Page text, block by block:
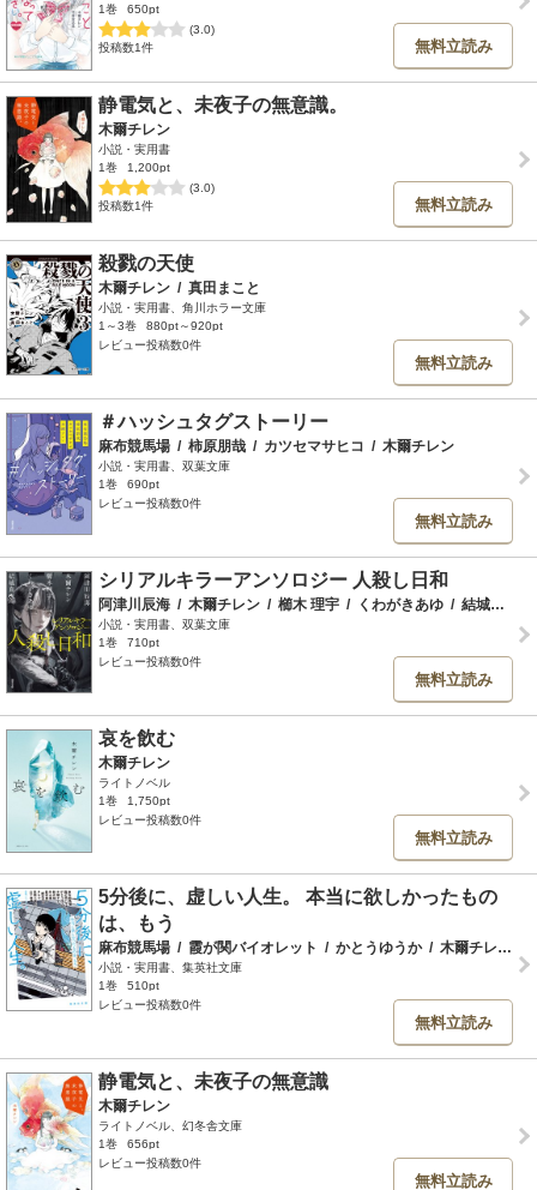
1巻
650pt
(3.0)
投稿数1件
無料立読み
静電気と、未夜子の無意識。
木爾チレン
小説・実用書
1巻
1,200pt
(3.0)
投稿数1件
無料立読み
殺戮の天使
木爾チレン / 真田まこと
小説・実用書、角川ホラー文庫
1～3巻
880pt～920pt
レビュー投稿数0件
無料立読み
＃ハッシュタグストーリー
麻布競馬場 / 柿原朋哉 / カツセマサヒコ / 木爾チレン
小説・実用書、双葉文庫
1巻
690pt
レビュー投稿数0件
無料立読み
シリアルキラーアンソロジー 人殺し日和
阿津川辰海 / 木爾チレン / 櫛木 理宇 / くわがきあゆ / 結城真一郎
小説・実用書、双葉文庫
1巻
710pt
レビュー投稿数0件
無料立読み
哀を飲む
木爾チレン
ライトノベル
1巻
1,750pt
レビュー投稿数0件
無料立読み
5分後に、虚しい人生。 本当に欲しかったもの
は、もう
麻布競馬場 / 霞が関バイオレット / かとうゆうか / 木爾チレン
小説・実用書、集英社文庫
1巻
510pt
レビュー投稿数0件
無料立読み
静電気と、未夜子の無意識
木爾チレン
ライトノベル、幻冬舎文庫
1巻
656pt
レビュー投稿数0件
無料立読み